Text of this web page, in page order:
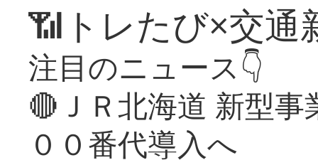
📶トレたび×交通
注目のニュース👇
🔴ＪＲ北海道 新型
００番代導入へ